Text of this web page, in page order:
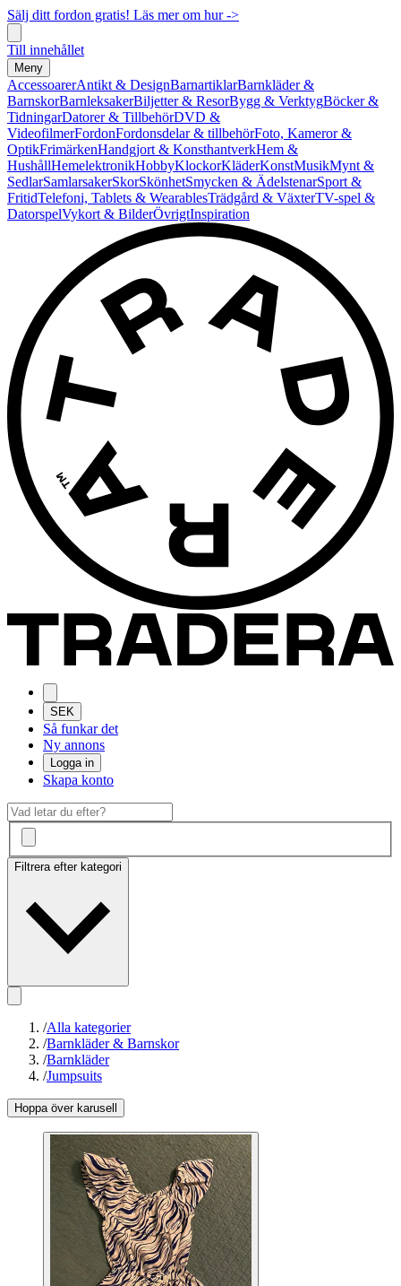
Sälj ditt fordon gratis! Läs mer om hur ->
Till innehållet
Meny
AccessoarerAntikt & DesignBarnartiklarBarnkläder &
BarnskorBarnleksakerBiljetter & ResorBygg & VerktygBöcker &
TidningarDatorer & TillbehörDVD &
VideofilmerFordonFordonsdelar & tillbehörFoto, Kameror &
OptikFrimärkenHandgjort & KonsthantverkHem &
HushållHemelektronikHobbyKlockorKläderKonstMusikMynt &
SedlarSamlarsakerSkorSkönhetSmycken & ÄdelstenarSport &
FritidTelefoni, Tablets & WearablesTrädgård & VäxterTV-spel &
DatorspelVykort & BilderÖvrigtInspiration
SEK
Så funkar det
Ny annons
Logga in
Skapa konto
Filtrera efter kategori
/Alla kategorier
/Barnkläder & Barnskor
/Barnkläder
/Jumpsuits
Hoppa över karusell